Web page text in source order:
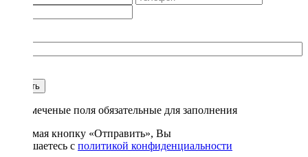
Купить
* - отмеченые поля обязательные для заполнения
Нажимая кнопку «Отправить», Вы
соглашаетесь с политикой конфиденциальности